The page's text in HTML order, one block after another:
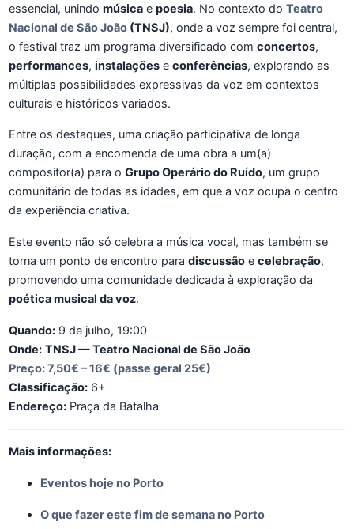
essencial, unindo música e poesia. No contexto do Teatro
Nacional de São João (TNSJ), onde a voz sempre foi central,
o festival traz um programa diversificado com concertos,
performances, instalações e conferências, explorando as
múltiplas possibilidades expressivas da voz em contextos
culturais e históricos variados.
Entre os destaques, uma criação participativa de longa
duração, com a encomenda de uma obra a um(a)
compositor(a) para o Grupo Operário do Ruído, um grupo
comunitário de todas as idades, em que a voz ocupa o centro
da experiência criativa.
Este evento não só celebra a música vocal, mas também se
torna um ponto de encontro para discussão e celebração,
promovendo uma comunidade dedicada à exploração da
poética musical da voz.
Quando: 9 de julho, 19:00
Onde: TNSJ — Teatro Nacional de São João
Preço:7,50€ – 16€ (passe geral 25€)
Classificação: 6+
Endereço: Praça da Batalha
Mais informações:
Eventos hoje no Porto
O que fazer este fim de semana no Porto